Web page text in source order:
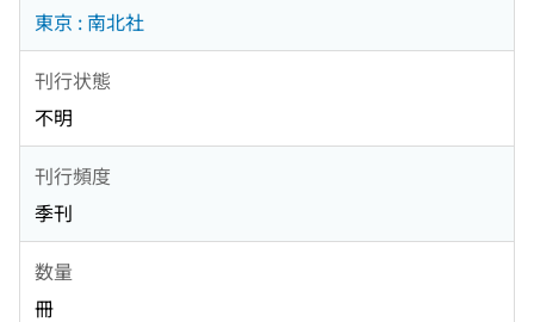
東京 : 南北社
刊行状態
不明
刊行頻度
季刊
数量
冊